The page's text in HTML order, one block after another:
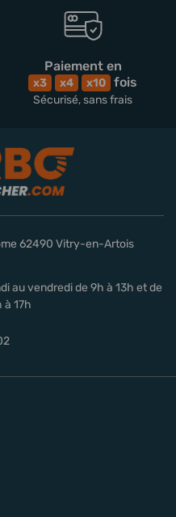
Paiement en
x3 x4 x10 fois
Sécurisé, sans frais
62490 Vitry-en-Artois
au vendredi de 9h à 13h et de
à 17h